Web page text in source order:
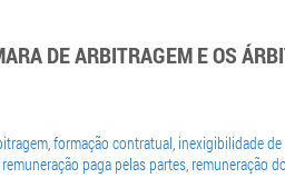
DE ARBITRAGEM E OS
,formação contratual, inexigibilidade de
paga pelas partes, remuneração